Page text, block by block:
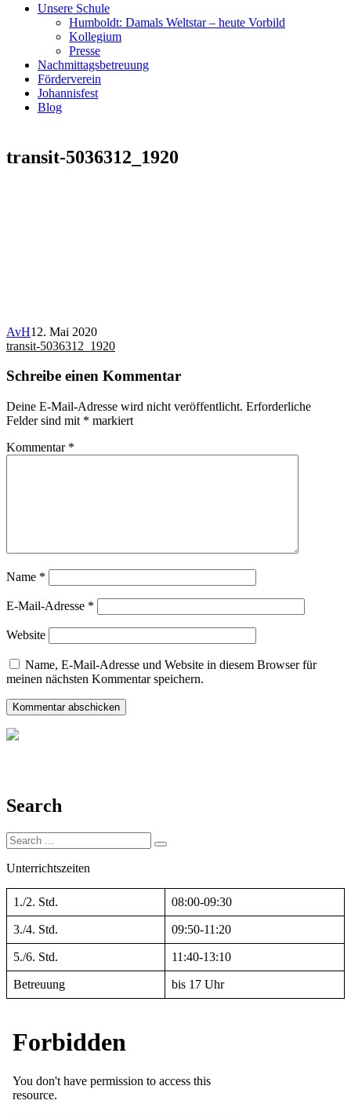
Unsere Schule
Humboldt: Damals Weltstar – heute Vorbild
Kollegium
Presse
Nachmittagsbetreuung
Förderverein
Johannisfest
Blog
transit-5036312_1920
AvH12. Mai 2020
Beitragsnavigation
transit-5036312_1920
Schreibe einen Kommentar
Deine E-Mail-Adresse wird nicht veröffentlicht. Erforderliche
Felder sind mit * markiert
Kommentar *
Name *
E-Mail-Adresse *
Website
Name, E-Mail-Adresse und Website in diesem Browser für
meinen nächsten Kommentar speichern.
Search
Search
for:
Unterrichtszeiten
1./2. Std. 08:00-09:30
3./4. Std. 09:50-11:20
5./6. Std. 11:40-13:10
Betreuung bis 17 Uhr